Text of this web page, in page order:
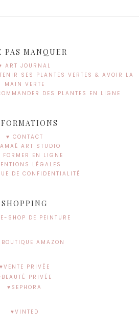
PAS MANQUER
ART JOURNAL
SES PLANTES VERTES & AVOIR LA
MAIN VERTE
DES PLANTES EN LIGNE
♥ CONTACT
ART STUDIO
FORMER EN LIGNE
LÉGALES
DE CONFIDENTIALITÉ
SHOPPING
SHOP DE PEINTURE
AMAZON
♥VENTE PRIVÉE
PRIVÉE
♥SEPHORA
♥VINTED